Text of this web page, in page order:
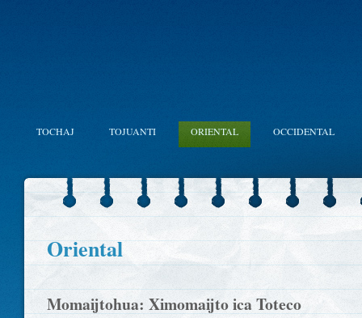
TOCHAJ TOJUANTI ORIENTAL OCCIDENTAL
Oriental
Momaijtohua: Ximomaijto ica Toteco